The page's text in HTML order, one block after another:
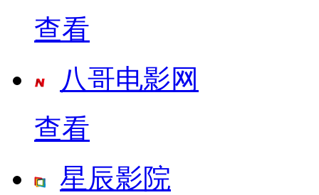
查看
八哥电影网
查看
星辰影院